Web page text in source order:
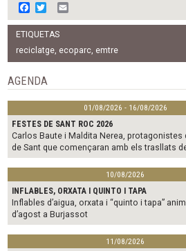
F
a
c
e
b
o
o
k
w
i
t
t
e
m
a
l
ETIQUETAS
reciclatge, ecoparc, emtre
AGENDA
01/08/2026 - 16/08/2026
FESTES DE SANT ROC 2026
Carlos Baute i Maldita Nerea,
de Sant que començaran amb els trasllats
10/08/2026
INFLABLES, ORXATA I QUINTO I TAPA
Inflables d’aigua, orxata i “quinto i tapa”
d’agost a Burjassot
11/08/2026